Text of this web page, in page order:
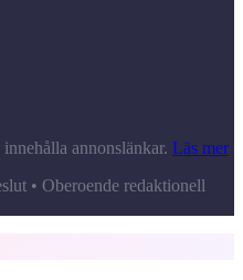
annonslänkar. Läs mer
• Oberoende redaktionell